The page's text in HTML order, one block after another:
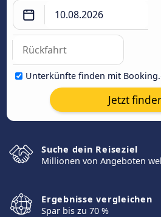
Unterkünfte finden mit
Jetzt
Suche dein Reiseziel
Millionen von Angeboten
Ergebnisse vergleichen
Spar bis zu 70 %